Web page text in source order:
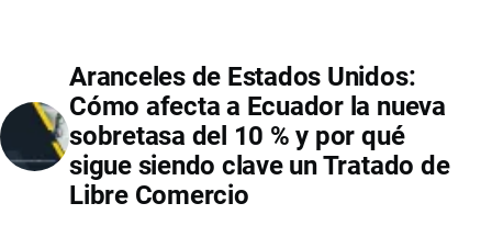
DE
ARROZ
A
COLOMBIA
Y
Aranceles de Estados Unidos:
Cómo afecta a Ecuador la nueva
sobretasa del 10 % y por qué
sigue siendo clave un Tratado de
Libre Comercio